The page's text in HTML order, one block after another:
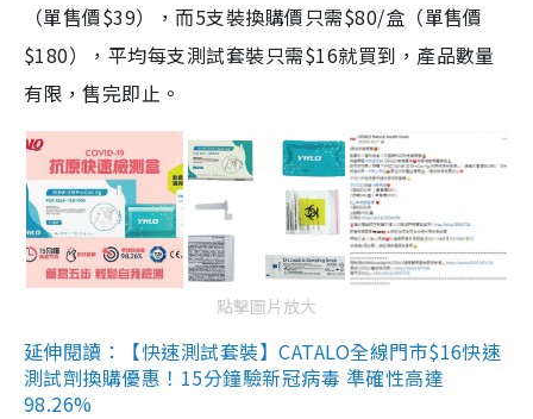
（單售價$39），而5支裝換購價只需$80/盒（單售價
$180），平均每支測試套裝只需$16就買到，產品數量
有限，售完即止。
點擊圖片放大
延伸閱讀：【快速測試套裝】CATALO全線門市$16快速
測試劑換購優惠！15分鐘驗新冠病毒 準確性高達
98.26%